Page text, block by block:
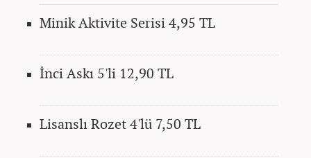
Minik Aktivite Serisi 4,95 TL
İnci Askı 5'li 12,90 TL
Lisanslı Rozet 4'lü 7,50 TL